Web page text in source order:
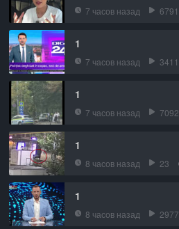
7 часов назад 6791
1
7 часов назад 3411
1
7 часов назад 7092
1
8 часов назад 23
1
8 часов назад 2977